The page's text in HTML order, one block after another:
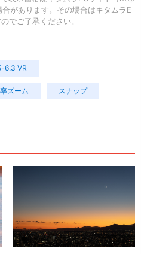
合があります。その場合はキタムラE
でご了承ください。
6.3 VR
ズーム スナップ